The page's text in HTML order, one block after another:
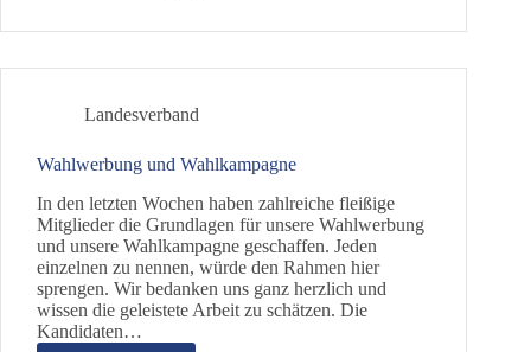
Jemand
kennt,
…..
Landesverband
Wahlwerbung und Wahlkampagne
In den letzten Wochen haben zahlreiche fleißige
Mitglieder die Grundlagen für unsere Wahlwerbung
und unsere Wahlkampagne geschaffen. Jeden
einzelnen zu nennen, würde den Rahmen hier
sprengen. Wir bedanken uns ganz herzlich und
wissen die geleistete Arbeit zu schätzen. Die
Kandidaten…